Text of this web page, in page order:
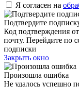
Я согласен на
Подтвердите
Код подтверждения
почту. Перейдите по
подписки
Закрыть окно
Произошла ошибка
Не удалось успешно